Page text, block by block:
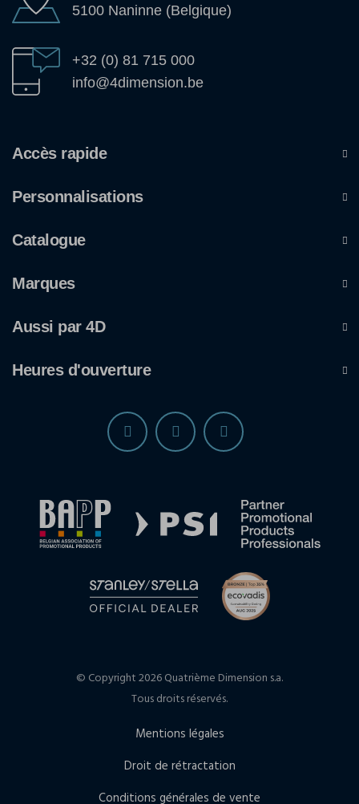
5100 Naninne (Belgique)
+32 (0) 81 715 000
info@4dimension.be
Accès rapide
Personnalisations
Catalogue
Marques
Aussi par 4D
Heures d'ouverture
© Copyright 2026 Quatrième Dimension s.a.
Tous droits réservés.
Mentions légales
Droit de rétractation
Conditions générales de vente